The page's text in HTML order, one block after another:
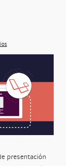
presentación